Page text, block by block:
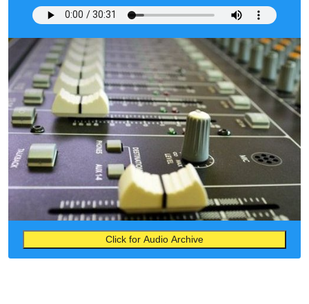
Click for Audio Archive